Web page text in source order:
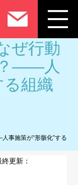
ぜ行動
——人
る組織
事施策が“形骸化”する組
更新：